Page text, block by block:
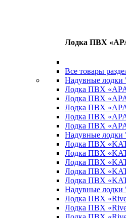
Лодка ПВХ
Все товары
Надувные
Лодка ПВХ
Лодка ПВХ
Лодка ПВХ
Лодка ПВХ
Лодка ПВХ
Надувные
Лодка ПВХ
Лодка ПВХ
Лодка ПВХ
Лодка ПВХ
Лодка ПВХ
Надувные
Лодка ПВХ
Лодка ПВХ